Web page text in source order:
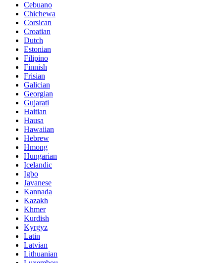
Cebuano
Chichewa
Corsican
Croatian
Dutch
Estonian
Filipino
Finnish
Frisian
Galician
Georgian
Gujarati
Haitian
Hausa
Hawaiian
Hebrew
Hmong
Hungarian
Icelandic
Igbo
Javanese
Kannada
Kazakh
Khmer
Kurdish
Kyrgyz
Latin
Latvian
Lithuanian